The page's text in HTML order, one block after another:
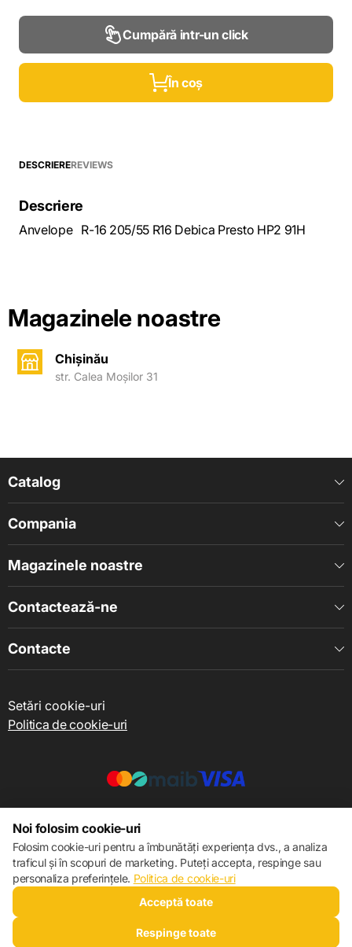
Cumpără intr-un click
În coș
DESCRIEREREVIEWS
Descriere
Anvelope R-16 205/55 R16 Debica Presto HP2 91H
Magazinele noastre
Chișinău
str. Calea Moșilor 31
Catalog
Compania
Magazinele noastre
Contactează-ne
Contacte
Setări cookie-uri
Politica de cookie-uri
Noi folosim cookie-uri
Folosim cookie-uri pentru a îmbunătăți experiența dvs., a analiza
traficul și în scopuri de marketing. Puteți accepta, respinge sau
personaliza preferințele. Politica de cookie-uri
Acceptă toate
Respinge toate